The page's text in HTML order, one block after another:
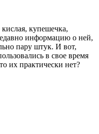
купешечка,
информацию о ней,
пару штук. И вот,
в свое время
их практически нет?